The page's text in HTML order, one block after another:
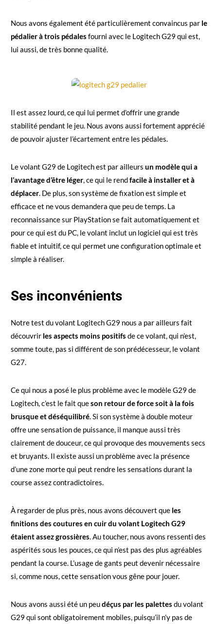
Nous avons également été particulièrement convaincus par le
pédalier à trois pédales fourni avec le Logitech G29 qui est,
lui aussi, de très bonne qualité.
Il est assez lourd, ce qui lui permet d’offrir une grande
stabilité pendant le jeu. Nous avons aussi fortement apprécié
de pouvoir ajuster l’écartement entre les pédales.
Le volant G29 de Logitech est par ailleurs un modèle qui a
l’avantage d’être léger, ce qui le rendfacile à installer et à
déplacer. De plus, son système de fixation est simple et
efficace et ne vous demandera que peu de temps. La
reconnaissance sur PlayStation se fait automatiquement et
pour ce qui est du PC, le volant inclut un logiciel qui est très
fiable et intuitif, ce qui permet une configuration optimale et
simple à réaliser.
Ses inconvénients
Notre test du volant Logitech G29 nous a par ailleurs fait
découvrir les aspects moins positifs de ce volant, qui n’est,
somme toute, pas si différent de son prédécesseur, le volant
G27.
Ce qui nous a posé le plus problème avec le modèle G29 de
Logitech, c’est le fait queson retour de force soit à la fois
brusque et déséquilibré. Si son système à double moteur
offre une sensation de puissance, il manque aussi très
clairement de douceur, ce qui provoque des mouvements secs
et bruyants. Il existe aussi un problème avec la présence
d’une zone morte qui peut rendre les sensations durant la
course assez contradictoires.
À regarder de plus près, nous avons découvert que les
finitions des coutures en cuir du volant Logitech G29
étaient assez grossières. Au toucher, nous avons ressenti des
aspérités sous les pouces, ce qui n’est pas des plus agréables
pendant la course. L’usage de gants peut devenir nécessaire
si, comme nous, cette sensation vous gêne pour jouer.
Nous avons aussi été un peudéçus par les palettes du volant
G29 qui sont obligatoirement mobiles, puisqu’il n’y pas de